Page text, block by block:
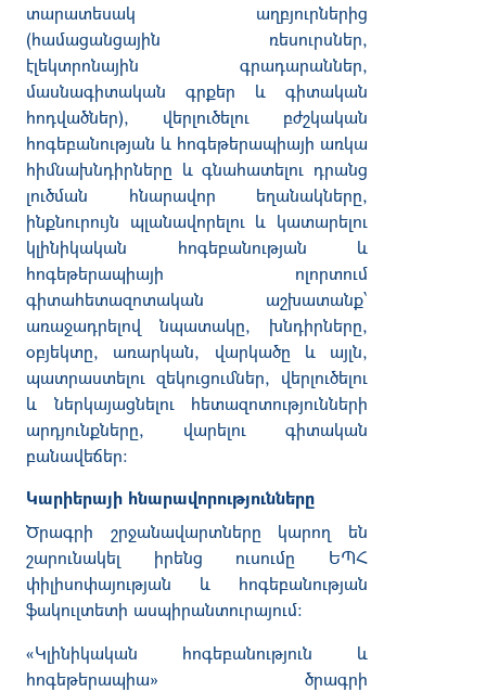
տարատեսակ աղբյուրներից
(համացանցային ռեսուրսներ,
էլեկտրոնային գրադարաններ,
մասնագիտական գրքեր և գիտական
հոդվածներ), վերլուծելու բժշկական
հոգեբանության և հոգեթերապիայի առկա
հիմնախնդիրները և գնահատելու դրանց
լուծման հնարավոր եղանակները,
ինքնուրույն պլանավորելու և կատարելու
կլինիկական հոգեբանության և
հոգեթերապիայի ոլորտում
գիտահետազոտական աշխատանք՝
առաջադրելով նպատակը, խնդիրները,
օբյեկտը, առարկան, վարկածը և այլն,
պատրաստելու զեկուցումներ, վերլուծելու
և ներկայացնելու հետազոտությունների
արդյունքները, վարելու գիտական
բանավեճեր:
Կարիերայի հնարավորությունները
Ծրագրի շրջանավարտները կարող են
շարունակել իրենց ուսումը ԵՊՀ
փիլիսոփայության և հոգեբանության
ֆակուլտետի ասպիրանտուրայում։
«Կլինիկական հոգեբանություն և
հոգեթերապիա» ծրագրի